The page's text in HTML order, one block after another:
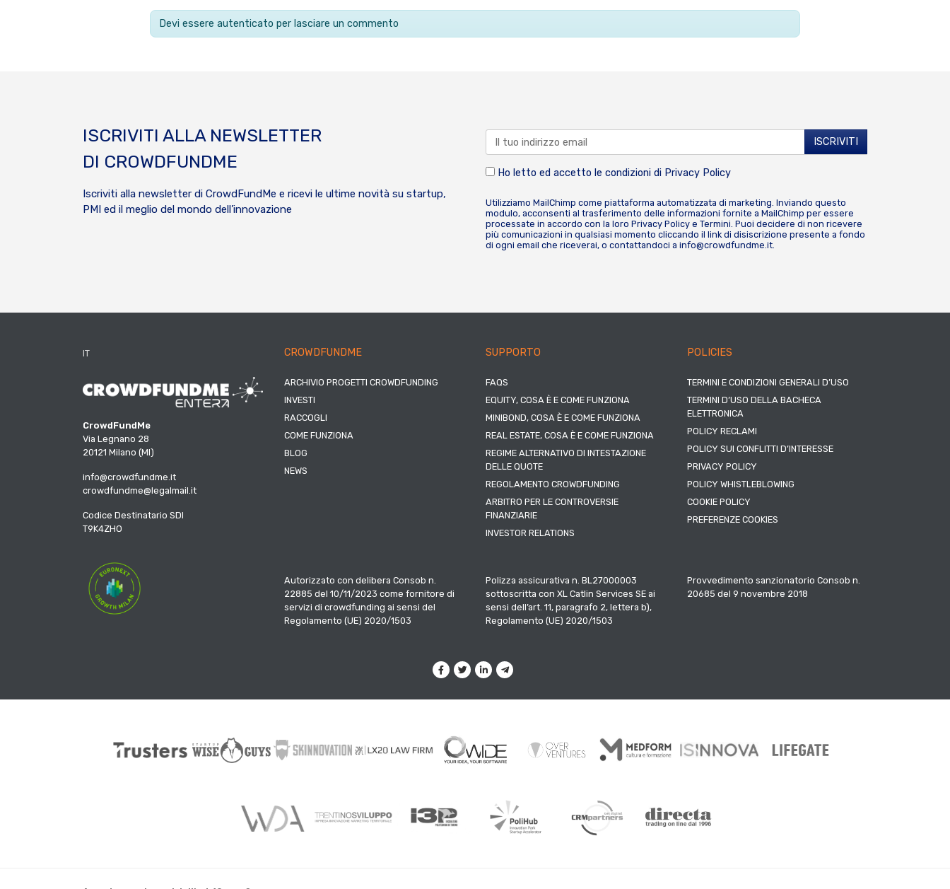
Devi essere autenticato per lasciare un commento
ISCRIVITI ALLA NEWSLETTER
DI CROWDFUNDME
Iscriviti alla newsletter di CrowdFundMe e ricevi le ultime novità su startup,
PMI ed il meglio del mondo dell’innovazione
Ho letto ed accetto le condizioni di Privacy Policy
Utilizziamo MailChimp come piattaforma automatizzata di marketing. Inviando questo
modulo, acconsenti al trasferimento delle informazioni fornite a MailChimp per essere
processate in accordo con la loro Privacy Policy e Termini . Puoi decidere di non ricevere
più comunicazioni in qualsiasi momento cliccando il link di disiscrizione presente a fondo
di ogni email che riceverai, o contattandoci a info@crowdfundme.it
IT
CrowdFundMe
Via Legnano 28
20121 Milano (MI)
info@crowdfundme.it
crowdfundme@legalmail.it
Codice Destinatario SDI
T9K4ZHO
CROWDFUNDME
ARCHIVIO PROGETTI CROWDFUNDING
INVESTI
RACCOGLI
COME FUNZIONA
BLOG
NEWS
SUPPORTO
FAQS
EQUITY, COSA È E COME FUNZIONA
MINIBOND, COSA È E COME FUNZIONA
REAL ESTATE, COSA È E COME FUNZIONA
REGIME ALTERNATIVO DI INTESTAZIONE
DELLE QUOTE
REGOLAMENTO CROWDFUNDING
ARBITRO PER LE CONTROVERSIE
FINANZIARIE
INVESTOR RELATIONS
POLICIES
TERMINI E CONDIZIONI GENERALI D’USO
TERMINI D’USO DELLA BACHECA
ELETTRONICA
POLICY RECLAMI
POLICY SUI CONFLITTI D’INTERESSE
PRIVACY POLICY
POLICY WHISTLEBLOWING
COOKIE POLICY
PREFERENZE COOKIES
Autorizzato con delibera Consob n.
22885 del 10/11/2023 come fornitore di
servizi di crowdfunding ai sensi del
Regolamento (UE) 2020/1503
Polizza assicurativa n. BL27000003
sottoscritta con XL Catlin Services SE ai
sensi dell’art. 11, paragrafo 2, lettera b),
Regolamento (UE) 2020/1503
Provvedimento sanzionatorio Consob n.
20685 del 9 novembre 2018